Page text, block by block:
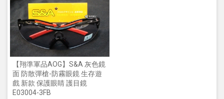
【翔準軍品AOG】S&A 灰色鏡
面 防散彈槍-防霧眼鏡 生存遊
戲 新款 保護眼睛 護目鏡
E03004-3FB